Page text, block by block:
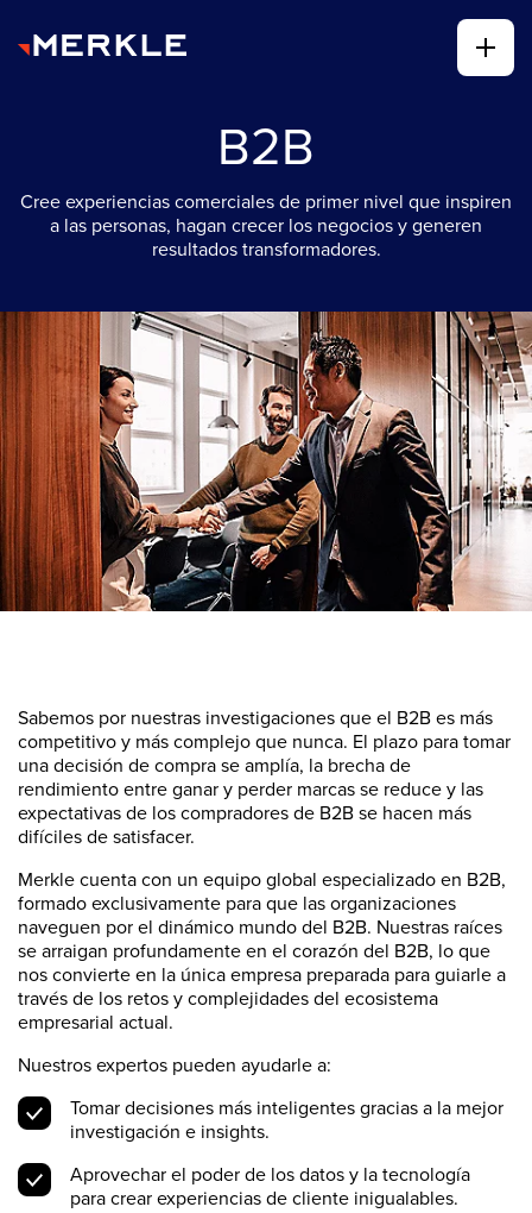
B2B
Cree experiencias comerciales de primer nivel que inspiren
a las personas, hagan crecer los negocios y generen
resultados transformadores.
Sabemos por nuestras investigaciones que el B2B es más
competitivo y más complejo que nunca. El plazo para tomar
una decisión de compra se amplía, la brecha de
rendimiento entre ganar y perder marcas se reduce y las
expectativas de los compradores de B2B se hacen más
difíciles de satisfacer.
Merkle cuenta con un equipo global especializado en B2B,
formado exclusivamente para que las organizaciones
naveguen por el dinámico mundo del B2B. Nuestras raíces
se arraigan profundamente en el corazón del B2B, lo que
nos convierte en la única empresa preparada para guiarle a
través de los retos y complejidades del ecosistema
empresarial actual.
Nuestros expertos pueden ayudarle a:
Tomar decisiones más inteligentes gracias a la mejor
investigación e insights.
Aprovechar el poder de los datos y la tecnología
para crear experiencias de cliente inigualables.